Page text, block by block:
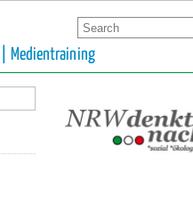
Medientraining